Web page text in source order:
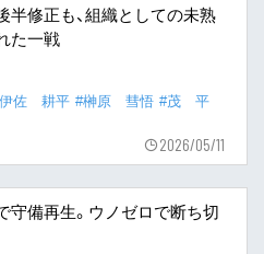
半修正も、組織としての未熟
た一戦
佐 耕平 #榊原 彗悟 #茂 平
2026/05/11
守備再生。ウノゼロで断ち切